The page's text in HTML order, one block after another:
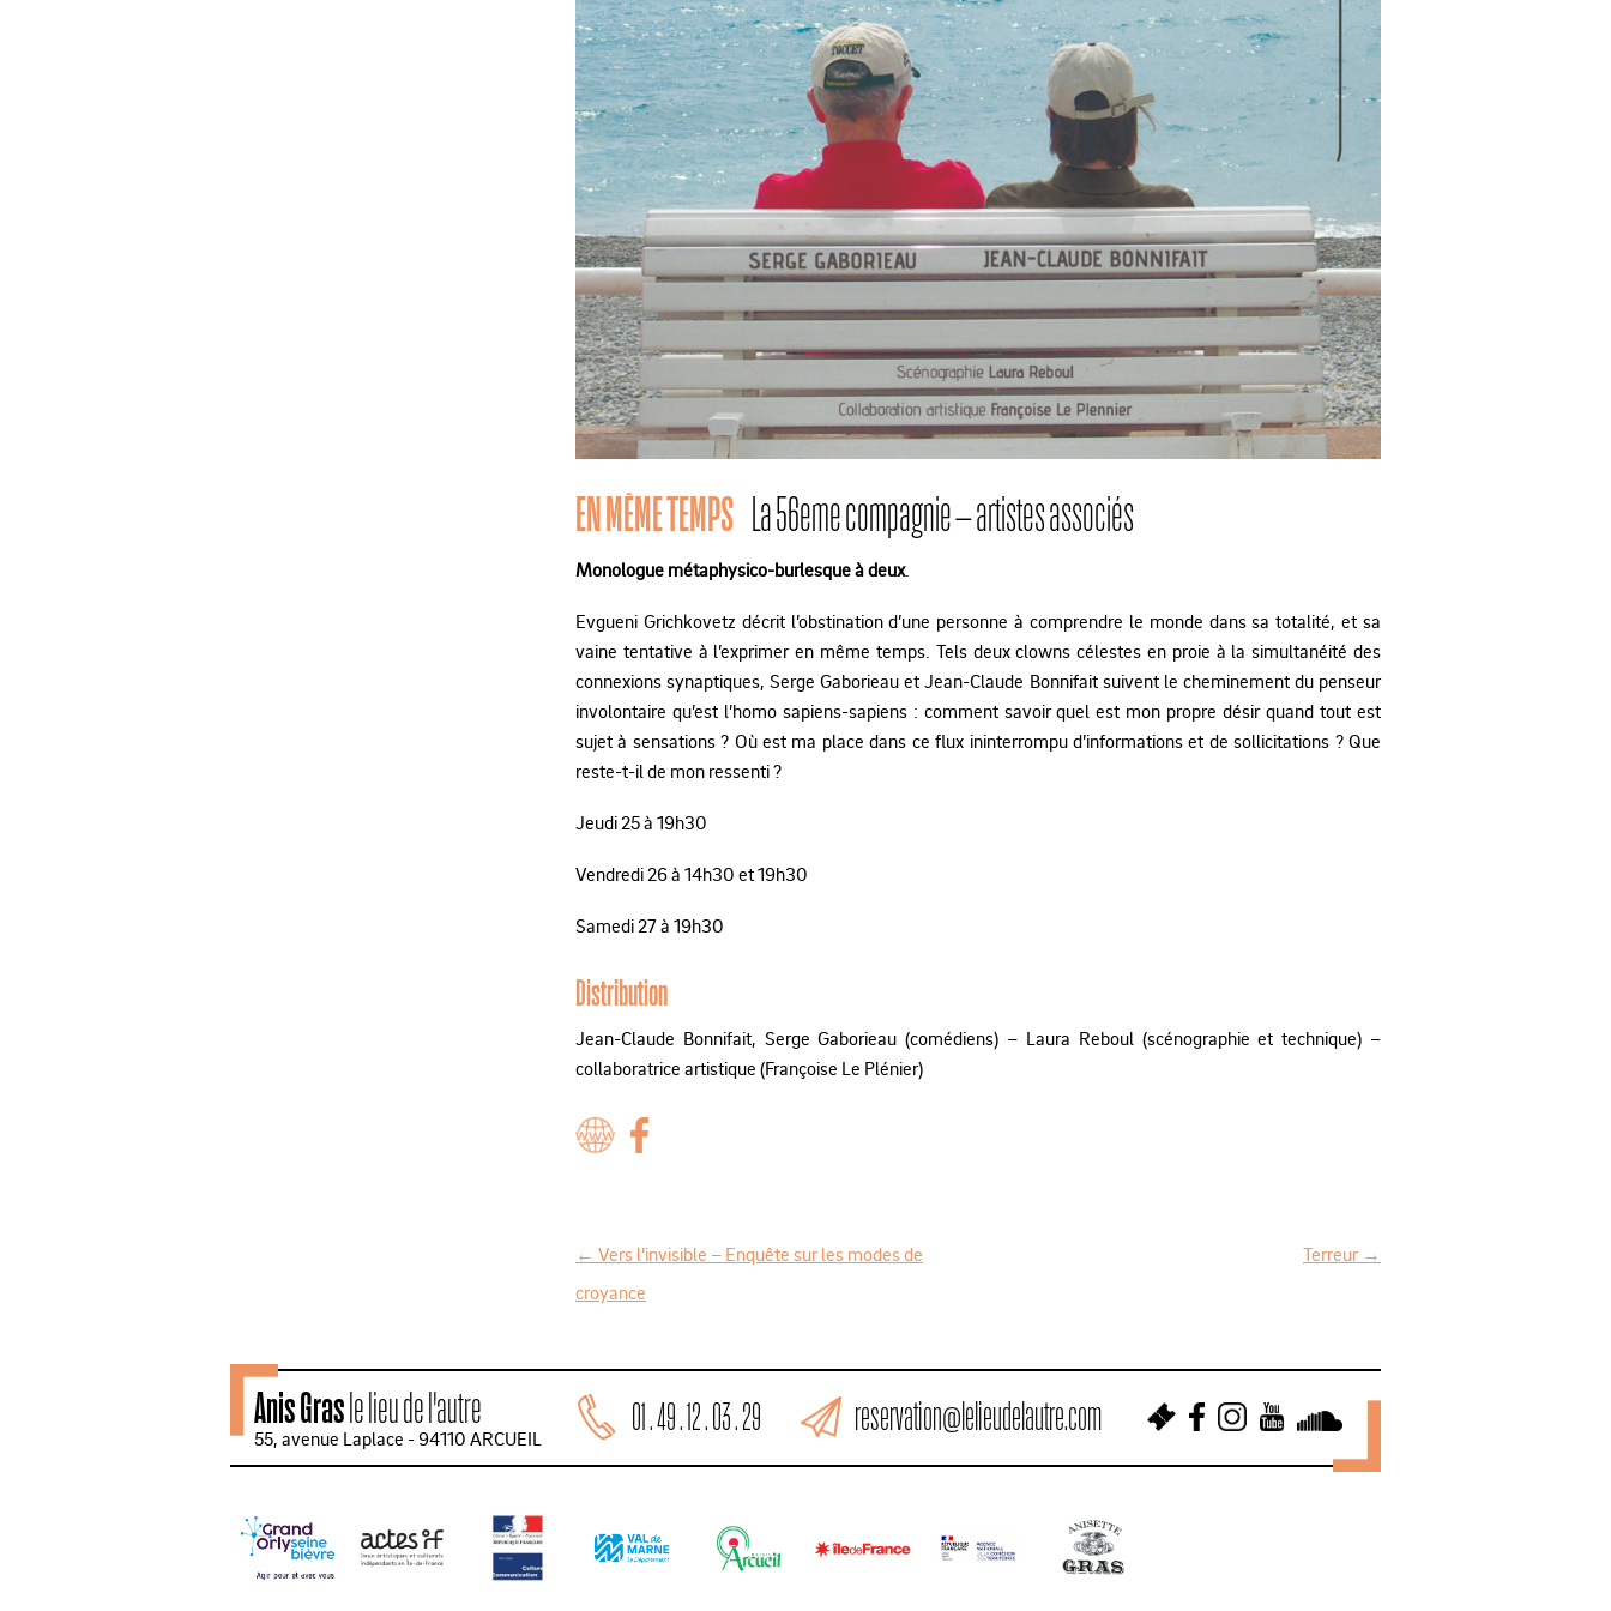
EN MÊME TEMPS La 56eme compagnie – artistes associés
Monologue métaphysico-burlesque à deux.
Evgueni Grichkovetz décrit l’obstination d’une personne à comprendre le monde dans sa totalité, et sa
vaine tentative à l’exprimer en même temps. Tels deux clowns célestes en proie à la simultanéité des
connexions synaptiques, Serge Gaborieau et Jean-Claude Bonnifait suivent le cheminement du penseur
involontaire qu’est l’homo sapiens-sapiens : comment savoir quel est mon propre désir quand tout est
sujet à sensations ? Où est ma place dans ce flux ininterrompu d’informations et de sollicitations ? Que
reste-t-il de mon ressenti ?
Jeudi 25 à 19h30
Vendredi 26 à 14h30 et 19h30
Samedi 27 à 19h30
Distribution
Jean-Claude Bonnifait, Serge Gaborieau (comédiens) – Laura Reboul (scénographie et technique) –
collaboratrice artistique (Françoise Le Plénier)
g
← Vers l’invisible – Enquête sur les modes de
croyance
Terreur →
Anis Grasle lieu de l'autre
55, avenue Laplace - 94110 ARCUEIL
01 . 49 . 12 . 03 . 29 reservation@lelieudelautre.com